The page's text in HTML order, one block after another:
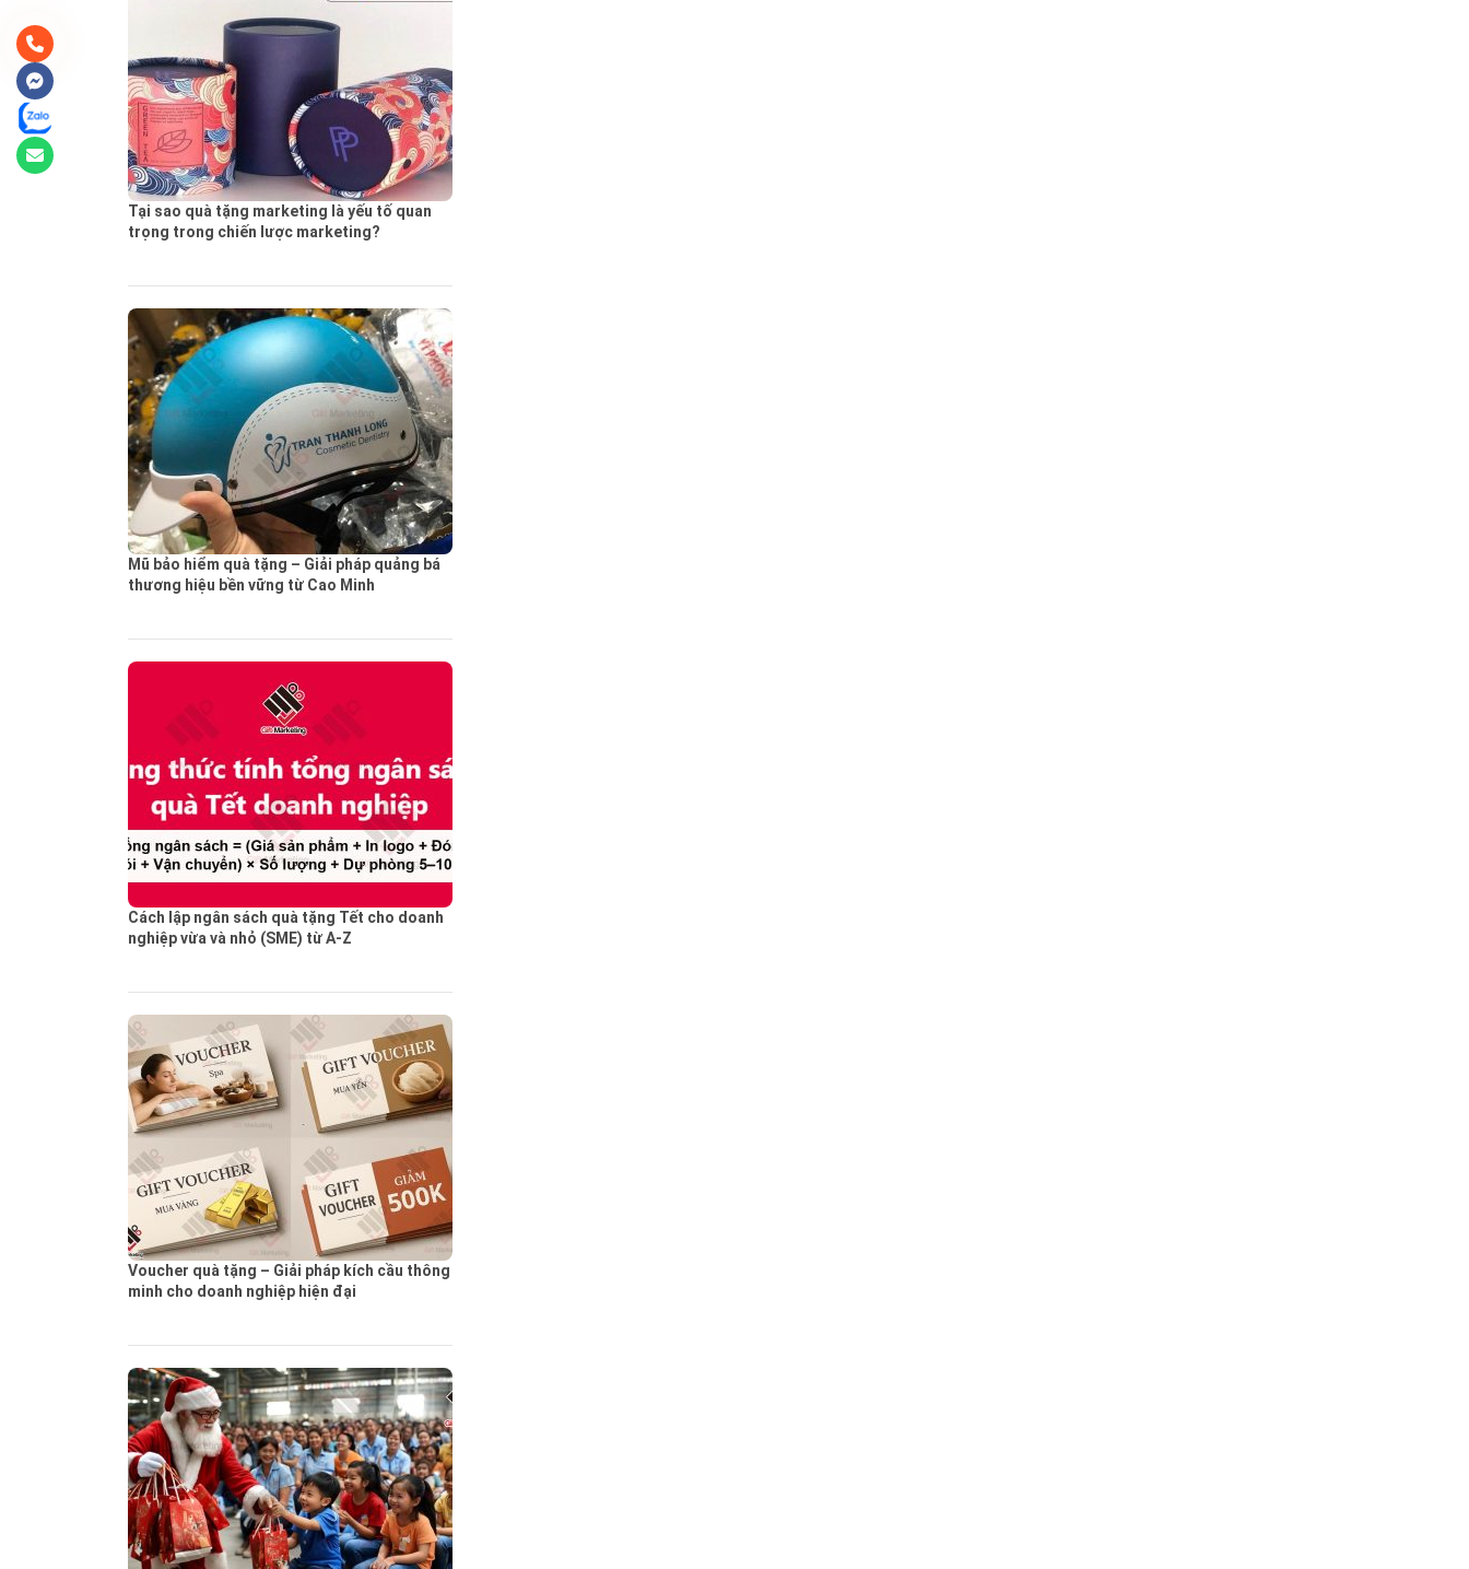
Tại sao quà tặng marketing là yếu tố quan
trọng trong chiến lược marketing?
Mũ bảo hiểm quà tặng – Giải pháp quảng bá
thương hiệu bền vững từ Cao Minh
Cách lập ngân sách quà tặng Tết cho doanh
nghiệp vừa và nhỏ (SME) từ A-Z
Voucher quà tặng – Giải pháp kích cầu thông
minh cho doanh nghiệp hiện đại